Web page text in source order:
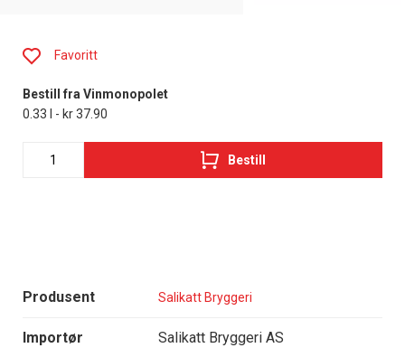
Produsent Salikatt Bryggeri
Importør Salikatt Bryggeri AS
Favoritt
Bestill fra Vinmonopolet
0.33 l - kr 37.90
Bestill